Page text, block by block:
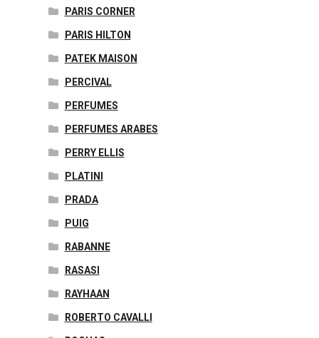
PARIS CORNER
PARIS HILTON
PATEK MAISON
PERCIVAL
PERFUMES
PERFUMES ARABES
PERRY ELLIS
PLATINI
PRADA
PUIG
RABANNE
RASASI
RAYHAAN
ROBERTO CAVALLI